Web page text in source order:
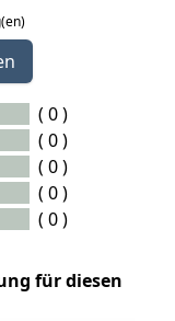
( 0 )
( 0 )
( 0 )
( 0 )
( 0 )
für diesen